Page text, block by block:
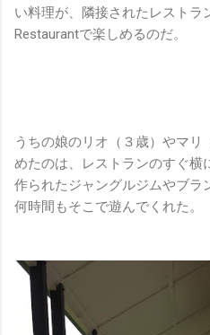
い料理が、隣接されたレストラ
Restaurantで楽しめるのだ。
うちの娘のリオ（３歳）やマリ
めたのは、レストランのすぐ横
作られたジャングルジムやブラ
何時間もそこで遊んでくれた。